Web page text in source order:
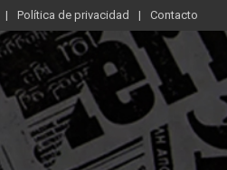
Política de privacidad Contacto